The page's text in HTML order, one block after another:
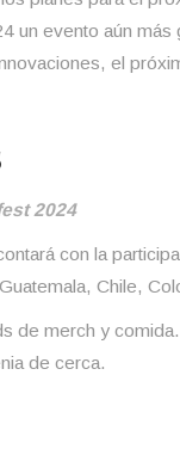
un evento aún
el
2024
con la
Chile,
de merch y
de cerca.